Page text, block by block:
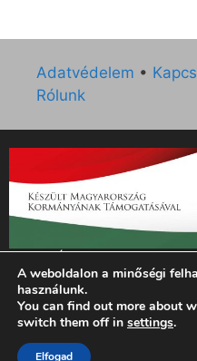
Adatvédelem •
Rólunk
„Az Új Ember katolikus
támogatását az EGYH-
szerződés keretében 3 000
Emberi
A weboldalon a minőségi
használunk.
You can find out more about
switch them off in settings.
Elfogad